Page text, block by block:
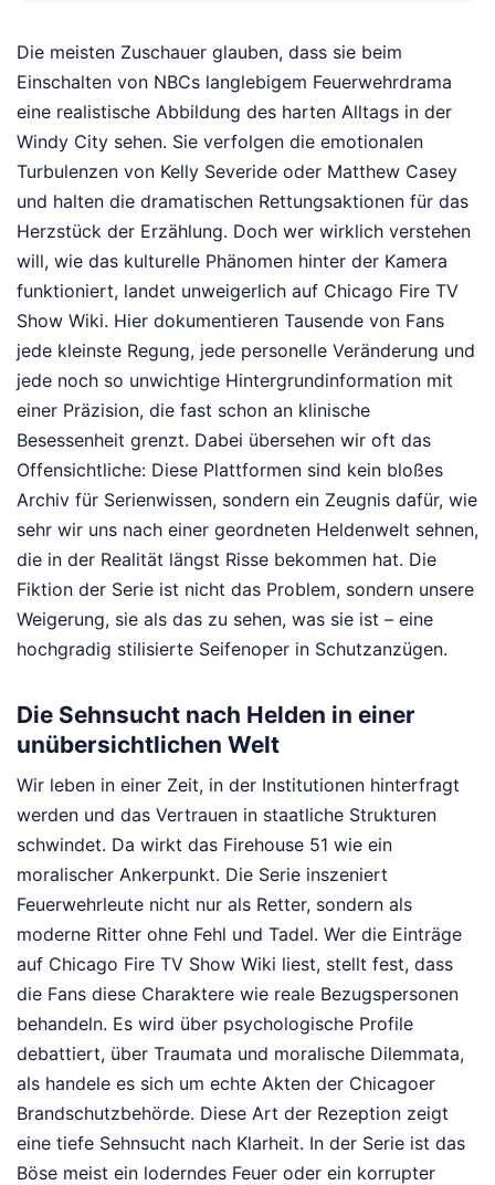
Die meisten Zuschauer glauben, dass sie beim
Einschalten von NBCs langlebigem Feuerwehrdrama
eine realistische Abbildung des harten Alltags in der
Windy City sehen. Sie verfolgen die emotionalen
Turbulenzen von Kelly Severide oder Matthew Casey
und halten die dramatischen Rettungsaktionen für das
Herzstück der Erzählung. Doch wer wirklich verstehen
will, wie das kulturelle Phänomen hinter der Kamera
funktioniert, landet unweigerlich auf Chicago Fire TV
Show Wiki. Hier dokumentieren Tausende von Fans
jede kleinste Regung, jede personelle Veränderung und
jede noch so unwichtige Hintergrundinformation mit
einer Präzision, die fast schon an klinische
Besessenheit grenzt. Dabei übersehen wir oft das
Offensichtliche: Diese Plattformen sind kein bloßes
Archiv für Serienwissen, sondern ein Zeugnis dafür, wie
sehr wir uns nach einer geordneten Heldenwelt sehnen,
die in der Realität längst Risse bekommen hat. Die
Fiktion der Serie ist nicht das Problem, sondern unsere
Weigerung, sie als das zu sehen, was sie ist – eine
hochgradig stilisierte Seifenoper in Schutzanzügen.
Die Sehnsucht nach Helden in einer
unübersichtlichen Welt
Wir leben in einer Zeit, in der Institutionen hinterfragt
werden und das Vertrauen in staatliche Strukturen
schwindet. Da wirkt das Firehouse 51 wie ein
moralischer Ankerpunkt. Die Serie inszeniert
Feuerwehrleute nicht nur als Retter, sondern als
moderne Ritter ohne Fehl und Tadel. Wer die Einträge
auf Chicago Fire TV Show Wiki liest, stellt fest, dass
die Fans diese Charaktere wie reale Bezugspersonen
behandeln. Es wird über psychologische Profile
debattiert, über Traumata und moralische Dilemmata,
als handele es sich um echte Akten der Chicagoer
Brandschutzbehörde. Diese Art der Rezeption zeigt
eine tiefe Sehnsucht nach Klarheit. In der Serie ist das
Böse meist ein loderndes Feuer oder ein korrupter